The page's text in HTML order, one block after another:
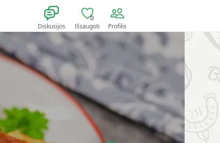
Diskusijos
0
Išsaugoti Profilis